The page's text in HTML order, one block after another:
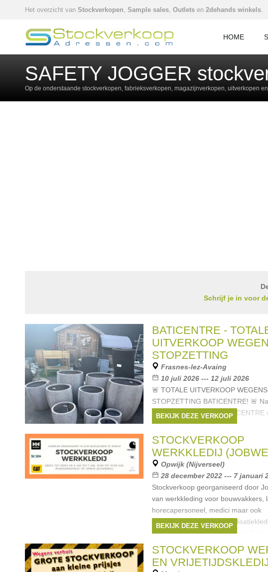
Het overzicht van Stockverkopen, Sample sales, Outlets en 2dehands winkels.
HOME
SAFETY JOGGER
Op de onderstaande stockverkopen, fabrieksverkopen, magazijnverkopen, uitverkopen
Schrijf je in voor
BATICENTRE -
UITVERKOOP
STOPZETTING
Frasnes-lez-Avaing
10 juli 2026 --- 12 juli 2026
🚨 TOTALE UITVERKOOP WEGENS
STOPZETTING BATICENTRE! 🚨
nemen we afscheid... BATICENTRE
definitief de deuren. 💥 Profiteer van
uitzonderlijke uitverkoop met maar
Merken: J-Line,Karcher ,
SAFETY JOGGER, Curver , ...
BEKIJK DEZE VERKOOP
STOCKVERKOOP
WERKKLEDIJ
Opwijk (Nijverseel)
28 december 2022 --- 7 januari
Stockverkoop georganiseerd door
van werkkleding voor bouwvakkers,
horecapersoneel, medici maar ook
veiligheidsschoenen,
PBM's,... Dit van merken zoals
Merken:Caterpillar, CARHARTT
Hansen, SIOEN, SAFETY JOGGER
BEKIJK DEZE VERKOOP
STOCKVERKOOP
EN